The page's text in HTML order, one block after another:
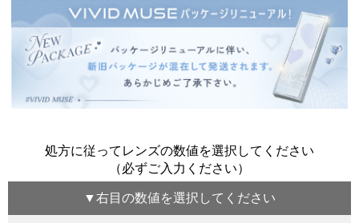
処方に従ってレンズの数値を選択してください
（必ずご入力ください）
▼右目 の数値を選択してください